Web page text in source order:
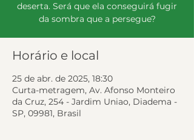
deserta. Será que ela conseguirá fugir
da sombra que a persegue?
Horário e local
25 de abr. de 2025, 18:30
Curta-metragem, Av. Afonso Monteiro
da Cruz, 254 - Jardim Uniao, Diadema -
SP, 09981, Brasil